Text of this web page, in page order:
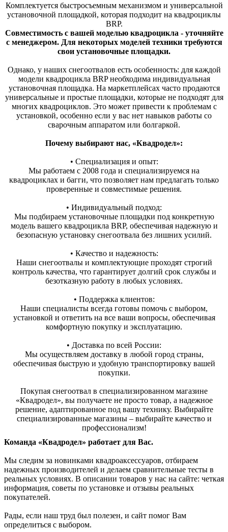
Комплектуется быстросъемным механизмом и универсальной
установочной площадкой, которая подходит на квадроциклы
BRP.
Совместимость с вашей моделью квадроцикла - уточняйте
с менеджером. Для некоторых моделей техники требуются
свои установочные площадки.
Однако, у наших снегоотвалов есть особенность: для каждой
модели квадроцикла BRP необходима индивидуальная
установочная площадка. На маркетплейсах часто продаются
универсальные и простые площадки, которые не подходят для
многих квадроциклов. Это может привести к проблемам с
установкой, особенно если у вас нет навыков работы со
сварочным аппаратом или болгаркой.
Почему выбирают нас, «Квадродел»:
• Специализация и опыт:
Мы работаем с 2008 года и специализируемся на
квадроциклах и багги, что позволяет нам предлагать только
проверенные и совместимые решения.
• Индивидуальный подход:
Мы подбираем установочные площадки под конкретную
модель вашего квадроцикла BRP, обеспечивая надежную и
безопасную установку снегоотвала без лишних усилий.
• Качество и надежность:
Наши снегоотвалы и комплектующие проходят строгий
контроль качества, что гарантирует долгий срок службы и
безотказную работу в любых условиях.
• Поддержка клиентов:
Наши специалисты всегда готовы помочь с выбором,
установкой и ответить на все ваши вопросы, обеспечивая
комфортную покупку и эксплуатацию.
• Доставка по всей России:
Мы осуществляем доставку в любой город страны,
обеспечивая быструю и удобную транспортировку вашей
покупки.
Покупая снегоотвал в специализированном магазине
«Квадродел», вы получаете не просто товар, а надежное
решение, адаптированное под вашу технику. Выбирайте
специализированные магазины – выбирайте качество и
профессионализм!
Команда «Квадродел» работает для Вас.
Мы следим за новинками квадроаксессуаров, отбираем
надежных производителей и делаем сравнительные тесты в
реальных условиях. В описании товаров у нас на сайте: четкая
информация, советы по установке и отзывы реальных
покупателей.
Рады, если наш труд был полезен, и сайт помог Вам
определиться с выбором.